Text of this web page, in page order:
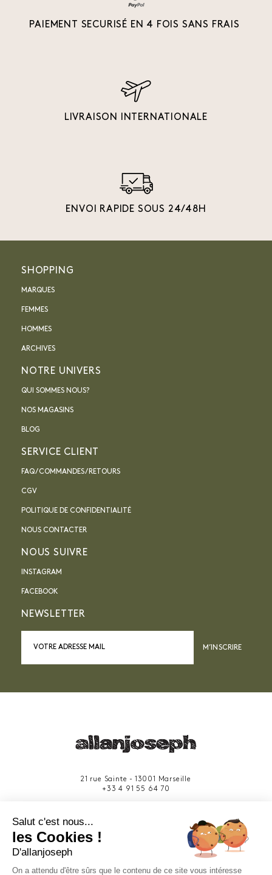
PAIEMENT SECURISÉ EN 4 FOIS SANS FRAIS
LIVRAISON INTERNATIONALE
ENVOI RAPIDE SOUS 24/48H
SHOPPING
MARQUES
FEMMES
HOMMES
ARCHIVES
NOTRE UNIVERS
QUI SOMMES NOUS?
NOS MAGASINS
BLOG
SERVICE CLIENT
FAQ / COMMANDES / RETOURS
CGV
POLITIQUE DE CONFIDENTIALITÉ
NOUS CONTACTER
NOUS SUIVRE
INSTAGRAM
FACEBOOK
NEWSLETTER
M’INSCRIRE
21 rue Sainte - 13001 Marseille
+33 4 91 55 64 70
Salut c'est nous...
les Cookies !
D'allanjoseph
On a attendu d'être sûrs que le contenu de ce site vous intéresse